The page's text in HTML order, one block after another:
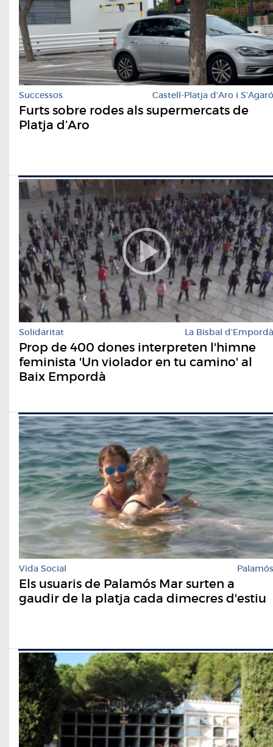
Successos Castell-Platja d'Aro i S'Agaró
Furts sobre rodes als supermercats de
Platja d’Aro
Solidaritat La Bisbal d'Empordà
Prop de 400 dones interpreten l'himne
feminista 'Un violador en tu camino' al
Baix Empordà
Vida Social Palamós
Els usuaris de Palamós Mar surten a
gaudir de la platja cada dimecres d'estiu